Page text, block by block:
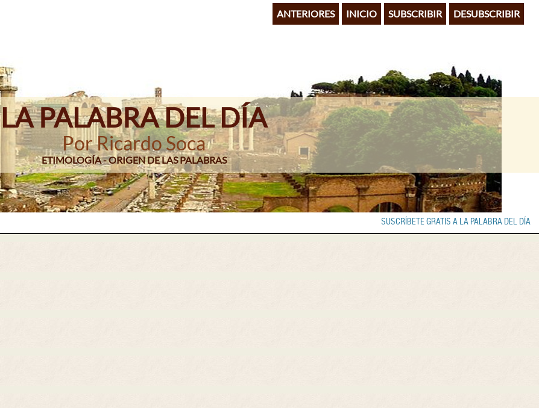
ANTERIORES INICIO SUBSCRIBIR DESUBSCRIBIR
LA PALABRA DEL DÍA
Por Ricardo Soca
ETIMOLOGÍA - ORIGEN DE LAS PALABRAS
SUSCRÍBETE GRATIS A LA PALABRA DEL DÍA